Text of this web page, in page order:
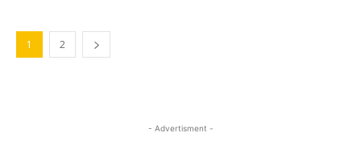
1 2
- Advertisment -